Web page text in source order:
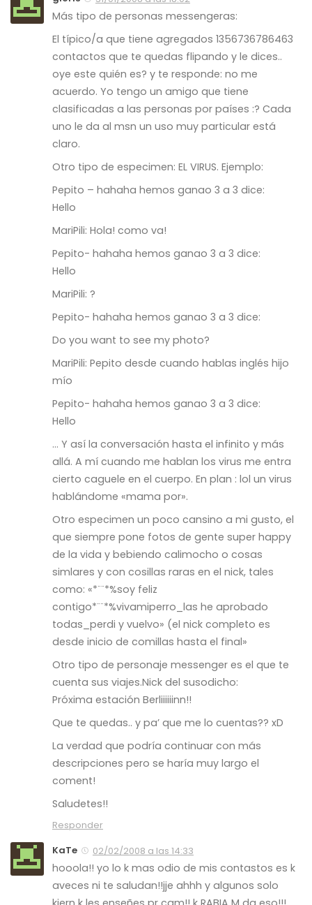
Más tipo de personas messengeras:
El típico/a que tiene agregados 1356736786463
contactos que te quedas flipando y le dices..
oye este quién es? y te responde: no me
acuerdo. Yo tengo un amigo que tiene
clasificadas a las personas por países :? Cada
uno le da al msn un uso muy particular está
claro.
Otro tipo de especimen: EL VIRUS. Ejemplo:
Pepito – hahaha hemos ganao 3 a 3 dice:
Hello
MariPili: Hola! como va!
Pepito- hahaha hemos ganao 3 a 3 dice:
Hello
MariPili: ?
Pepito- hahaha hemos ganao 3 a 3 dice:
Do you want to see my photo?
MariPili: Pepito desde cuando hablas inglés hijo
mío
Pepito- hahaha hemos ganao 3 a 3 dice:
Hello
… Y así la conversación hasta el infinito y más
allá. A mí cuando me hablan los virus me entra
cierto caguele en el cuerpo. En plan : lol un virus
hablándome «mama por».
Otro especimen un poco cansino a mi gusto, el
que siempre pone fotos de gente super happy
de la vida y bebiendo calimocho o cosas
simlares y con cosillas raras en el nick, tales
como: «*¨¨*%soy feliz
contigo*¨¨*%vivamiperro_las he aprobado
todas_perdi y vuelvo» (el nick completo es
desde inicio de comillas hasta el final»
Otro tipo de personaje messenger es el que te
cuenta sus viajes.Nick del susodicho:
Próxima estación Berliiiiiinn!!
Que te quedas.. y pa’ que me lo cuentas?? xD
La verdad que podría continuar con más
descripciones pero se haría muy largo el
coment!
Saludetes!!
Responder
KaTe
02/02/2008 a las 14:33
hooola!! yo lo k mas odio de mis contastos es k
aveces ni te saludan!!jje ahhh y algunos solo